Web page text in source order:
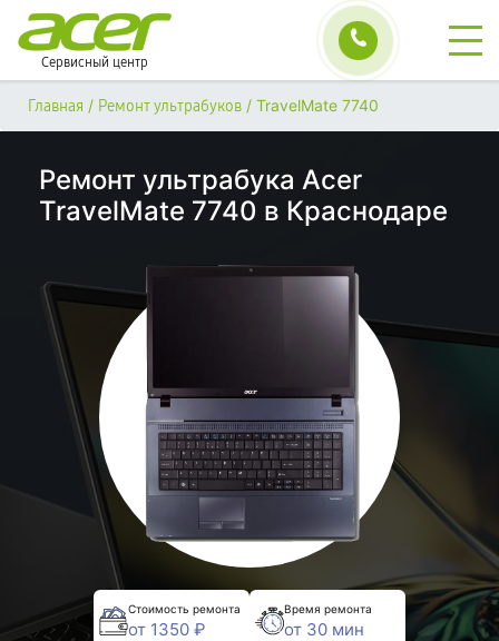
Сервисный центр
Главная / Ремонт ультрабуков / TravelMate 7740
Ремонт ультрабука Acer
TravelMate 7740 в Краснодаре
Стоимость ремонта
от 1350 ₽
Время ремонта
от 30 мин